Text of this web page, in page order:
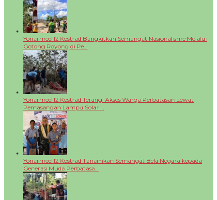
Yonarmed 12 Kostrad Bangkitkan Semangat Nasionalisme Melalui
Gotong Royong di Pe…
Yonarmed 12 Kostrad Terangi Akses Warga Perbatasan Lewat
Pemasangan Lampu Solar …
Yonarmed 12 Kostrad Tanamkan Semangat Bela Negara kepada
Generasi Muda Perbatasa…